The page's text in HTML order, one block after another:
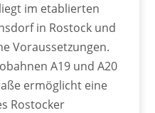
im etablierten
in Rostock und
Voraussetzungen.
A19 und A20
ermöglicht eine
Rostocker